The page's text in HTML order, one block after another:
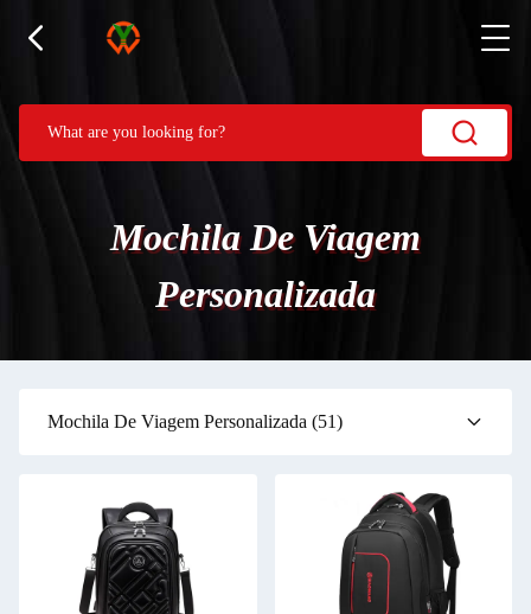
Mochila De Viagem
Personalizada
Mochila De Viagem Personalizada (51)